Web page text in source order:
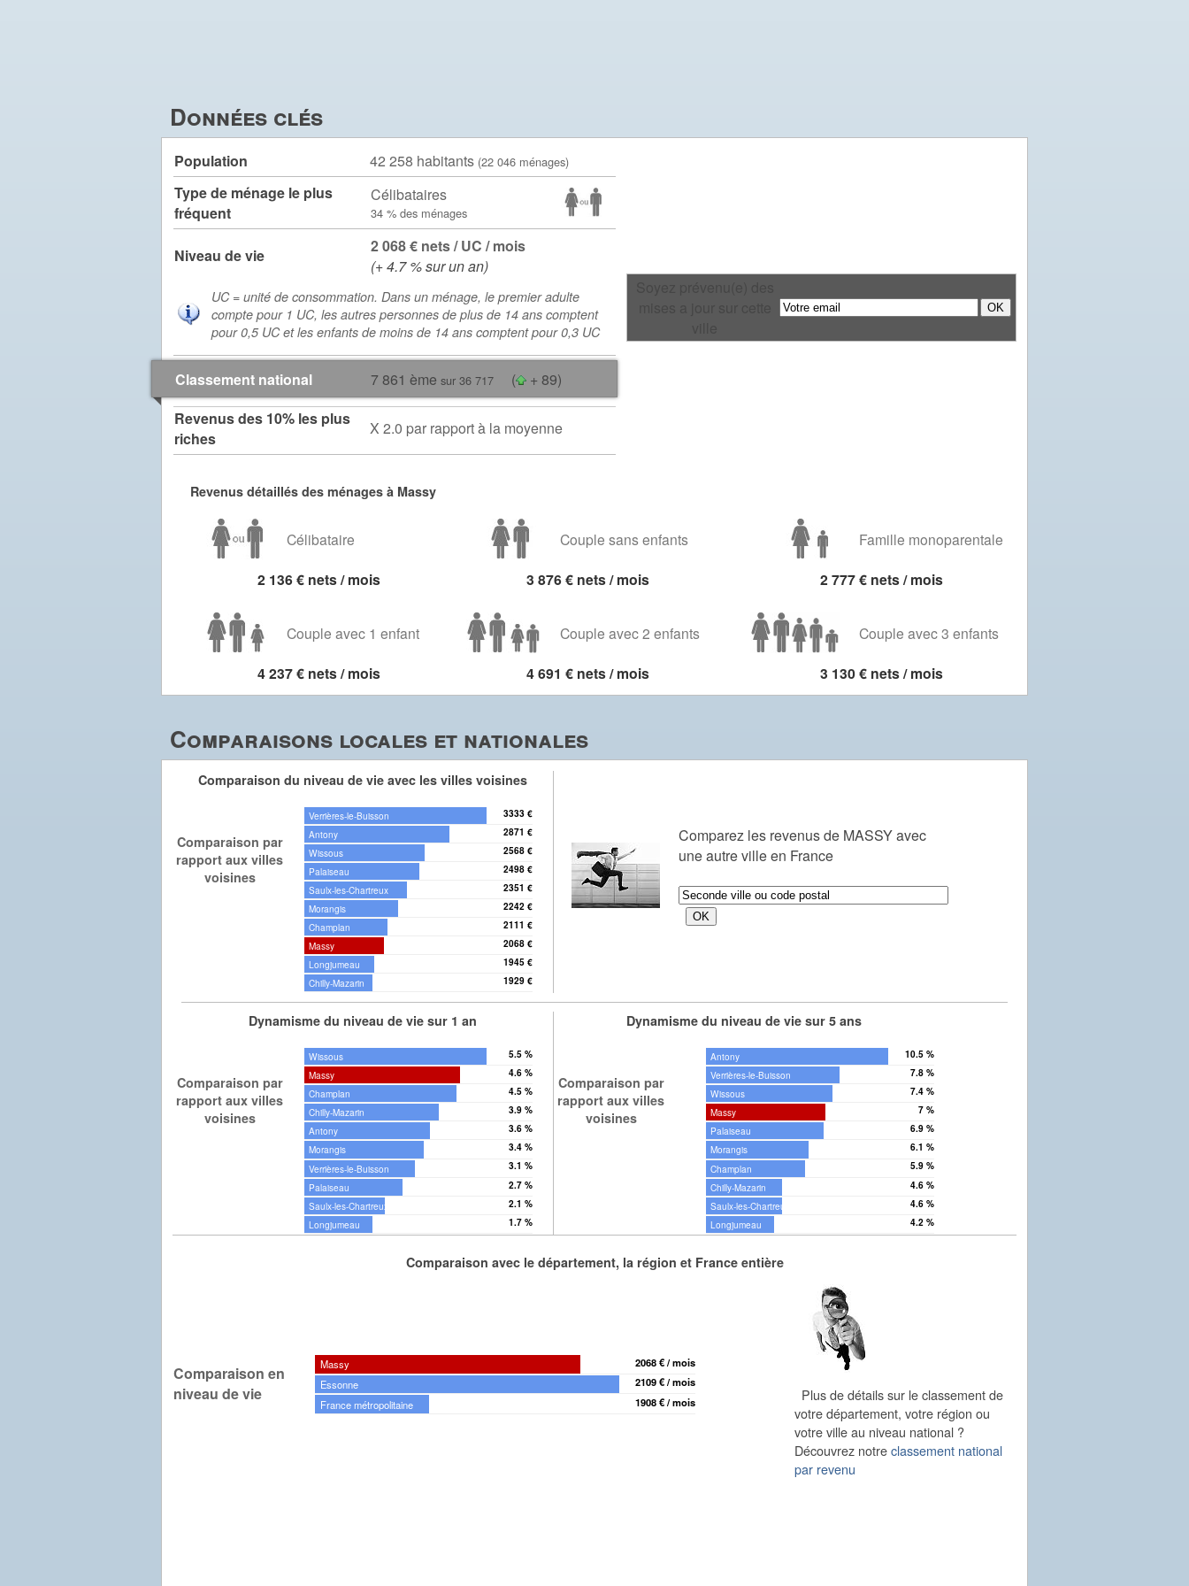
Données clés
Population 42 258 habitants (22 046 ménages)
Type de ménage le plus
fréquent
Célibataires
34 % des ménages
Niveau de vie
2 068 € nets / UC / mois
(+ 4.7 % sur un an)
UC = unité de consommation. Dans un ménage, le premier adulte
compte pour 1 UC, les autres personnes de plus de 14 ans comptent
pour 0,5 UC et les enfants de moins de 14 ans comptent pour 0,3 UC
Classement national 7 861 ème sur 36 717 (
+ 89)
Revenus des 10% les plus
riches
X 2.0 par rapport à la moyenne
Revenus détaillés des ménages à Massy
Célibataire Couple sans enfants Famille monoparentale
2 136 € nets / mois 3 876 € nets / mois 2 777 € nets / mois
Couple avec 1 enfant Couple avec 2 enfants Couple avec 3 enfants
4 237 € nets / mois 4 691 € nets / mois 3 130 € nets / mois
Comparaisons locales et nationales
Comparaison du niveau de vie avec les villes voisines
Comparaison par
rapport aux villes
voisines
Verrières-le-Buisson 3333 €
Antony 2871 €
Wissous 2568 €
Palaiseau 2498 €
Saulx-les-Chartreux 2351 €
Morangis 2242 €
Champlan 2111 €
Massy 2068 €
Longjumeau 1945 €
Chilly-Mazarin 1929 €
Comparez les revenus de MASSY avec
une autre ville en France
Dynamisme du niveau de vie sur 1 an
Comparaison par
rapport aux villes
voisines
Wissous 5.5 %
Massy 4.6 %
Champlan 4.5 %
Chilly-Mazarin 3.9 %
Antony 3.6 %
Morangis 3.4 %
Verrières-le-Buisson 3.1 %
Palaiseau 2.7 %
Saulx-les-Chartreux 2.1 %
Longjumeau 1.7 %
Dynamisme du niveau de vie sur 5 ans
Comparaison par
rapport aux villes
voisines
Antony 10.5 %
Verrières-le-Buisson 7.8 %
Wissous 7.4 %
Massy 7 %
Palaiseau 6.9 %
Morangis 6.1 %
Champlan 5.9 %
Chilly-Mazarin 4.6 %
Saulx-les-Chartreux 4.6 %
Longjumeau 4.2 %
Comparaison avec le département, la région et France entière
Comparaison en
niveau de vie
Massy
2068 € / mois
Essonne
2109 € / mois
France métropolitaine
1908 € / mois
Plus de détails sur le classement de
votre département, votre région ou
votre ville au niveau national ?
Découvrez notreclassement national
par revenu